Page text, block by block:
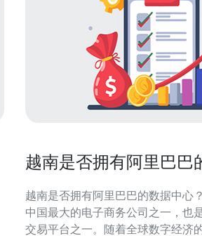
越南是否拥有阿里巴巴
越南是否拥有阿里巴巴的数据中心？ 阿里巴巴集团是
中国最大的电子商务公司之一，也
交易平台之一。随着全球数字经济